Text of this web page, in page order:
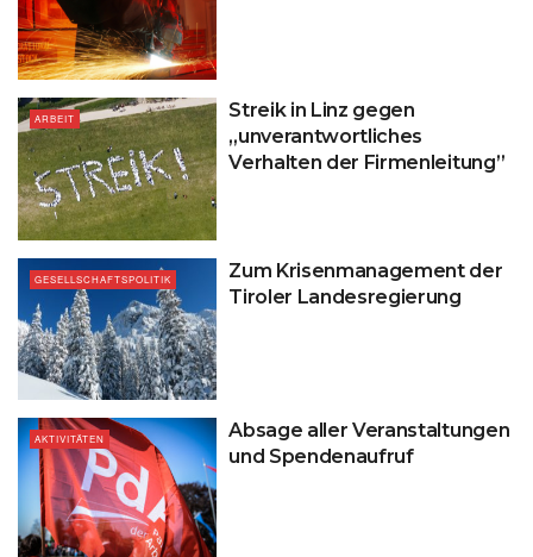
ARBEIT
Streik in Linz gegen
„unverantwortliches
Verhalten der Firmenleitung”
GESELLSCHAFTSPOLITIK
Zum Krisenmanagement der
Tiroler Landesregierung
AKTIVITÄTEN
Absage aller Veranstaltungen
und Spendenaufruf